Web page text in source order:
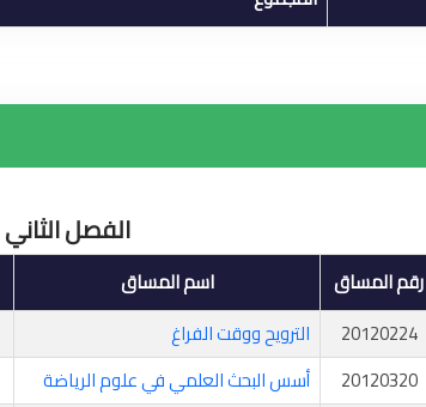
الفصل الثاني
رقم المساق اسم المساق
20120224
الترويح ووقت الفراغ
20120320
أسس البحث العلمي في علوم الرياضة